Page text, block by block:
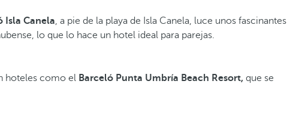
Isla Canela, a pie de la playa de Isla Canela, luce unos fascinantes
lo que lo hace un hotel ideal para parejas.
hoteles como el Barceló Punta Umbría Beach Resort, que se